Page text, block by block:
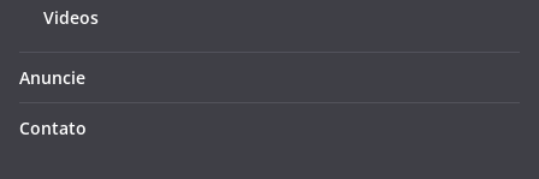
Videos
Anuncie
Contato